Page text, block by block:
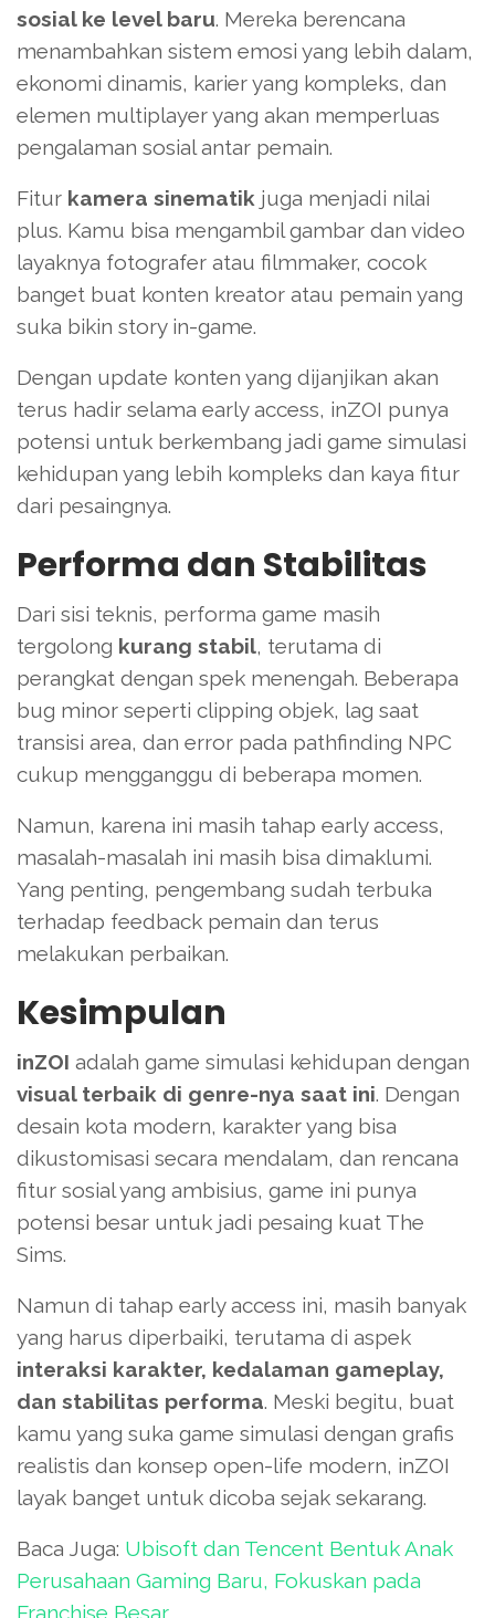
sosial ke level baru. Mereka berencana
menambahkan sistem emosi yang lebih dalam,
ekonomi dinamis, karier yang kompleks, dan
elemen multiplayer yang akan memperluas
pengalaman sosial antar pemain.
Fitur kamera sinematik juga menjadi nilai
plus. Kamu bisa mengambil gambar dan video
layaknya fotografer atau filmmaker, cocok
banget buat konten kreator atau pemain yang
suka bikin story in-game.
Dengan update konten yang dijanjikan akan
terus hadir selama early access, inZOI punya
potensi untuk berkembang jadi game simulasi
kehidupan yang lebih kompleks dan kaya fitur
dari pesaingnya.
Performa dan Stabilitas
Dari sisi teknis, performa game masih
tergolong kurang stabil, terutama di
perangkat dengan spek menengah. Beberapa
bug minor seperti clipping objek, lag saat
transisi area, dan error pada pathfinding NPC
cukup mengganggu di beberapa momen.
Namun, karena ini masih tahap early access,
masalah-masalah ini masih bisa dimaklumi.
Yang penting, pengembang sudah terbuka
terhadap feedback pemain dan terus
melakukan perbaikan.
Kesimpulan
inZOI adalah game simulasi kehidupan dengan
visual terbaik di genre-nya saat ini. Dengan
desain kota modern, karakter yang bisa
dikustomisasi secara mendalam, dan rencana
fitur sosial yang ambisius, game ini punya
potensi besar untuk jadi pesaing kuat The
Sims.
Namun di tahap early access ini, masih banyak
yang harus diperbaiki, terutama di aspek
interaksi karakter, kedalaman gameplay,
dan stabilitas performa. Meski begitu, buat
kamu yang suka game simulasi dengan grafis
realistis dan konsep open-life modern, inZOI
layak banget untuk dicoba sejak sekarang.
Baca Juga: Ubisoft dan Tencent Bentuk Anak
Perusahaan Gaming Baru, Fokuskan pada
Franchise Besar